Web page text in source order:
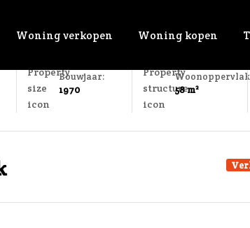
Woning verkopen Woning kopen
Bouwjaar:
1970
58 m²